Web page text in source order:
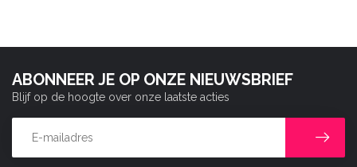
ABONNEER JE OP ONZE NIEUWSBRIEF
Blijf op de hoogte over onze laatste acties